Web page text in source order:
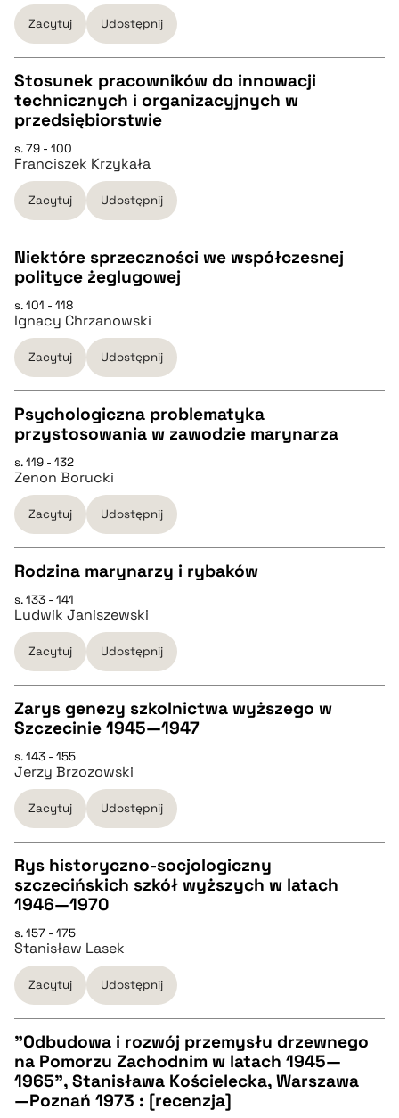
pobierz cytat
BIBTEX
pobierz cytat
Zacytuj Udostępnij
CZYSTY TEKST
pobierz cytat
BIBTEX
pobierz cytat
Stosunek pracowników do innowacji
technicznych i organizacyjnych w
przedsiębiorstwie
s. 79 - 100
Franciszek Krzykała
Zacytuj Udostępnij
CZYSTY TEKST
pobierz cytat
BIBTEX
pobierz cytat
Niektóre sprzeczności we współczesnej
polityce żeglugowej
s. 101 - 118
Ignacy Chrzanowski
Zacytuj Udostępnij
CZYSTY TEKST
pobierz cytat
BIBTEX
pobierz cytat
Psychologiczna problematyka
przystosowania w zawodzie marynarza
s. 119 - 132
Zenon Borucki
Zacytuj Udostępnij
CZYSTY TEKST
pobierz cytat
BIBTEX
pobierz cytat
Rodzina marynarzy i rybaków
s. 133 - 141
Ludwik Janiszewski
Zacytuj Udostępnij
pobierz cytat
BIBTEX
pobierz cytat
Zarys genezy szkolnictwa wyższego w
Szczecinie 1945—1947
s. 143 - 155
Jerzy Brzozowski
Zacytuj Udostępnij
CZYSTY TEKST
pobierz cytat
BIBTEX
pobierz cytat
Rys historyczno-socjologiczny
szczecińskich szkół wyższych w latach
1946—1970
s. 157 - 175
Stanisław Lasek
Zacytuj Udostępnij
CZYSTY TEKST
"Odbudowa i rozwój przemysłu drzewnego
na Pomorzu Zachodnim w latach 1945—
1965", Stanisława Kościelecka, Warszawa
—Poznań 1973 : [recenzja]